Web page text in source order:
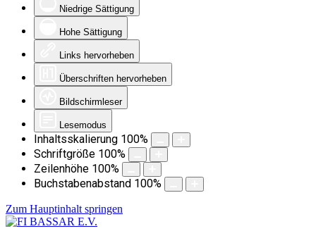
Niedrige Sättigung
Hohe Sättigung
Links hervorheben
Überschriften hervorheben
Bildschirmleser
Lesemodus
Inhaltsskalierung 100%
Schriftgröße 100%
Zeilenhöhe 100%
Buchstabenabstand 100%
Zum Hauptinhalt springen